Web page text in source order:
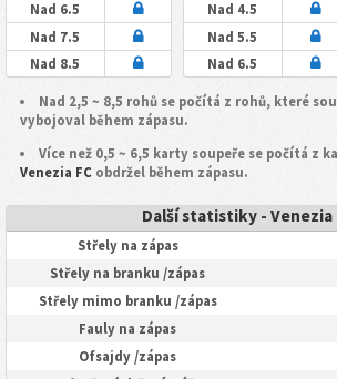
Nad 6.5
Nad 7.5
Nad 8.5
Nad 4.5
Nad 5.5
Nad 6.5
Nad 2,5 ~ 8,5 rohů se počítá z rohů, které
vybojoval během zápasu.
Více než 0,5 ~ 6,5 karty soupeře se počítá z
Venezia FCobdržel během zápasu.
Další statistiky - Venezia
Střely na zápas
Střely na branku /zápas
Střely mimo branku /zápas
Fauly na zápas
Ofsajdy /zápas